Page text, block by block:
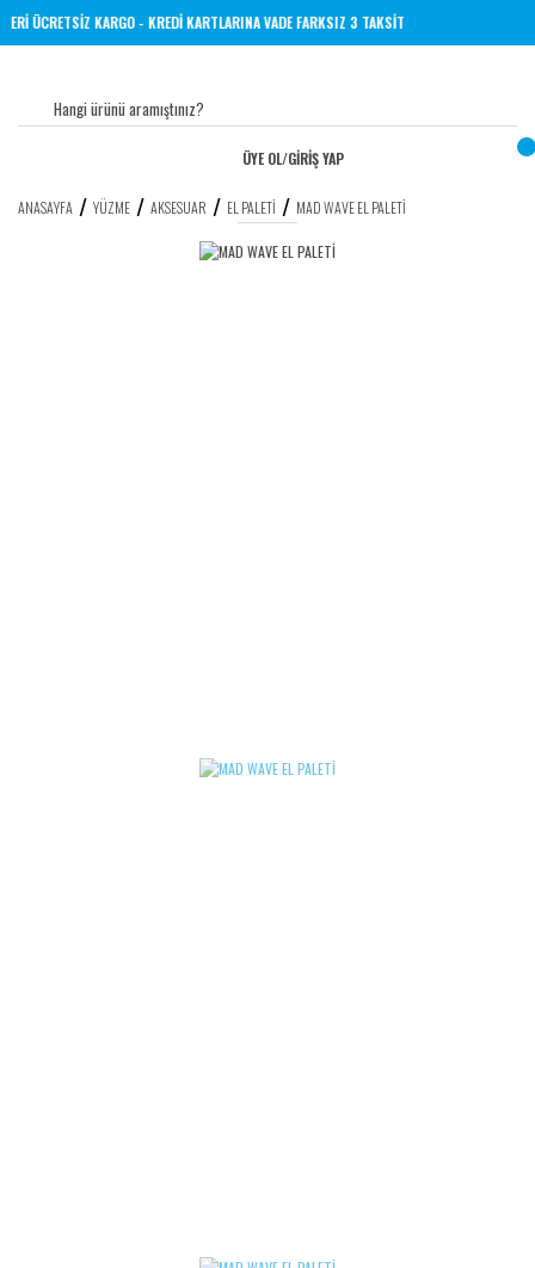
ÜZERİ ÜCRETSİZ KARGO - KREDİ KARTLARINA VADE FARKSIZ 3 TAKSİT
ÜYE OL/GİRİŞ YAP
ANASAYFA YÜZME AKSESUAR EL PALETI MAD WAVE EL PALETİ